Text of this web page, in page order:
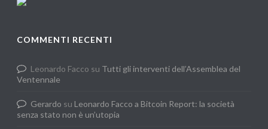
COMMENTI RECENTI
Leonardo Facco su Tutti gli interventi dell’Assemblea del
Ventennale
Gerardo su Leonardo Facco a Bitcoin Report: la società
senza stato non è un’utopia